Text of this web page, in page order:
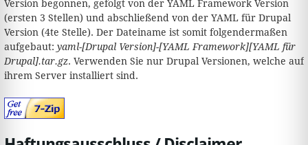
Version begonnen, gefolgt von der YAML Framework Version
(ersten 3 Stellen) und abschließend von der YAML für Drupal
Version (4te Stelle). Der Dateiname ist somit folgendermaßen
aufgebaut: yaml-[Drupal Version]-[YAML Framework][YAML für
Drupal].tar.gz. Verwenden Sie nur Drupal Versionen, welche auf
ihrem Server installiert sind.